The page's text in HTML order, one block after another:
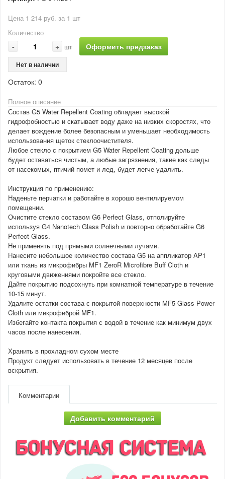
Цена 1 214 руб. за 1 шт
Количество
- + шт Оформить предзаказ
Нет в наличии
Остаток: 0
Полное описание
Состав G5 Water Repellent Coating обладает высокой
гидрофобностью и скатывает воду даже на низких скоростях, что
делает вождение более безопасным и уменьшает необходимость
использования щеток стеклоочистителя.
Любое стекло с покрытием G5 Water Repellent Coating дольше
будет оставаться чистым, а любые загрязнения, такие как следы
от насекомых, птичий помет и лед, будет легче удалить.
Инструкция по применению:
Наденьте перчатки и работайте в хорошо вентилируемом
помещении.
Очистите стекло составом G6 Perfect Glass, отполируйте
используя G4 Nanotech Glass Polish и повторно обработайте G6
Perfect Glass.
Не применять под прямыми солнечными лучами.
Нанесите небольшое количество состава G5 на аппликатор AP1
или ткань из микрофибры MF1 ZeroR Microfibre Buff Cloth и
круговыми движениями покройте все стекло.
Дайте покрытию подсохнуть при комнатной температуре в течение
10-15 минут.
Удалите остатки состава с покрытой поверхности MF5 Glass Power
Cloth или микрофиброй MF1.
Избегайте контакта покрытия с водой в течение как минимум двух
часов после нанесения.
Хранить в прохладном сухом месте
Продукт следует использовать в течение 12 месяцев после
вскрытия.
Комментарии
Добавить комментарий